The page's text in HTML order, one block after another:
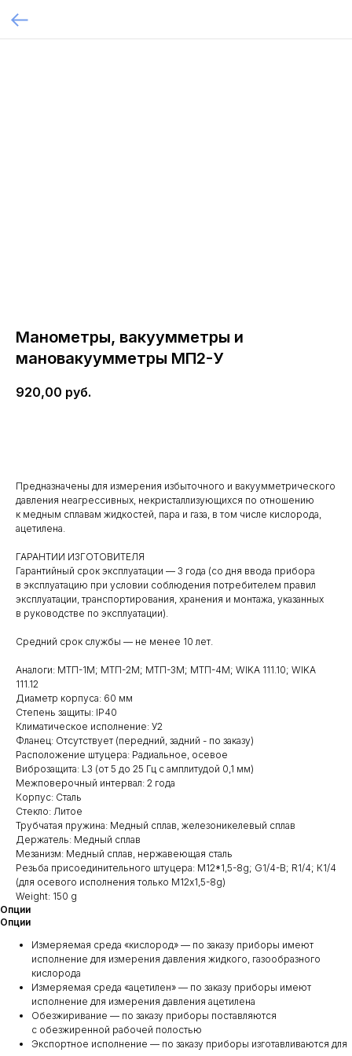
Манометры, вакуумметры и
мановакуумметры МП2-У
920,00 руб.
Предназначены для измерения избыточного и вакуумметрического
давления неагрессивных, некристаллизующихся по отношению
к медным сплавам жидкостей, пара и газа, в том числе кислорода,
ацетилена.
ГАРАНТИИ ИЗГОТОВИТЕЛЯ
Гарантийный срок эксплуатации — 3 года (со дня ввода прибора
в эксплуатацию при условии соблюдения потребителем правил
эксплуатации, транспортирования, хранения и монтажа, указанных
в руководстве по эксплуатации).
Средний срок службы — не менее 10 лет.
Аналоги: МТП-1М; МТП-2М; МТП-3М; МТП-4М; WIKA 111.10; WIKA
111.12
Диаметр корпуса: 60 мм
Степень защиты: IP40
Климатическое исполнение: У2
Фланец: Отсутствует (передний, задний - по заказу)
Расположение штуцера: Радиальное, осевое
Виброзащита: L3 (от 5 до 25 Гц с амплитудой 0,1 мм)
Межповерочный интервал: 2 года
Корпус: Сталь
Стекло: Литое
Трубчатая пружина: Медный сплав, железоникелевый сплав
Держатель: Медный сплав
Мезанизм: Медный сплав, нержавеющая сталь
Резьба присоединительного штуцера: М12*1,5-8g; G1/4-B; R1/4; К1/4
(для осевого исполнения только М12х1,5-8g)
Weight: 150 g
Опции
Опции
Измеряемая среда «кислород» — по заказу приборы имеют
исполнение для измерения давления жидкого, газообразного
кислорода
Измеряемая среда «ацетилен» — по заказу приборы имеют
исполнение для измерения давления ацетилена
Обезжиривание — по заказу приборы поставляются
с обезжиренной рабочей полостью
Экспортное исполнение — по заказу приборы изготавливаются для